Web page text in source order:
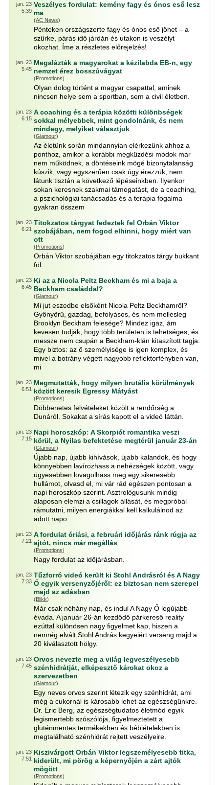
jan. 23
5:39
Veszélyes fordulat: kemény fagy és ónos eső lesz
ma
(AC News)
Pénteken országszerte fagy és ónos eső jöhet – a
szürke, párás idő járdán és utakon is veszélyt
okozhat. Íme a részletes előrejelzés!
jan. 23
5:45
Megalázták a magyarokat a kézilabda EB-n, egy
nemzet érez bosszúvágyat
(Promotions)
Olyan dolog történt a magyar csapattal, aminek
nincsen helye sem a sportban, sem a civil életben.
jan. 23
6:15
A coaching és a terápia közötti különbségek
sokkal mélyebbek, mint gondolnánk, és nem
mindegy, melyiket választjuk
(Glamour)
Az életünk során mindannyian elérkezünk ahhoz a
ponthoz, amikor a korábbi megküzdési módok már
nem működnek, a döntéseink mögé bizonytalanság
kúszik, vagy egyszerűen csak úgy érezzük, nem
látunk tisztán a következő lépéseinkben. Ilyenkor
sokan keresnek szakmai támogatást, de a coaching,
a pszichológiai tanácsadás és a terápia fogalma
gyakran összem
jan. 23
6:21
Titokzatos tárgyat fedeztek fel Orbán Viktor
szobájában, nem fogod elhinni, hogy miért van
ott
(Promotions)
Orbán Viktor szobájában egy titokzatos tárgy bukkant
föl.
jan. 23
6:45
Ki az a Nicola Peltz Beckham és mi a baja a
Beckham családdal?
(Glamour)
Mi jut eszedbe elsőként Nicola Peltz Beckhamről?
Gyönyörű, gazdag, befolyásos, és nem mellesleg
Brooklyn Beckham felesége? Mindez igaz, ám
kevesen tudják, hogy több területen is tehetséges, és
messze nem csupán a Beckham-klán kitaszított tagja.
Egy biztos: az ő személyisége is igen komplex, és
mivel a botrány végett nagyobb reflektorfényben van,
mi
jan. 23
6:51
Megmutatták, hogy milyen brutális körülmények
között keresik Egressy Mátyást
(Promotions)
Döbbenetes felvételeket közölt a rendőrség a
Dunáról. Sokakat a sírás kapott el a videó láttán.
jan. 23
7:15
Napi horoszkóp: A Skorpiót romantika veszi
körül, a Nyilas befektetése megtérül január 23-án
(Glamour)
Újabb nap, újabb kihívások, újabb kalandok, és hogy
könnyebben lavírozhass a nehézségek között, vagy
ügyesebben lovagolhass meg egy sikeresebb
hullámot, olvasd el, mi vár rád egészen pontosan a
napi horoszkóp szerint. Asztrológusunk mindig
alaposan elemzi a csillagok állását, és megpróbál
rámutatni, milyen energiákkal kell kalkulálnod az
adott napo
jan. 23
7:21
A fordulat óriási, a februári időjárás ránk rúgja az
ajtót, nincs már megállás
(Promotions)
Nagy fordulat az időjárásban.
jan. 23
7:33
Tűzforró videó került ki Stohl Andrásról és A Nagy
Ő egyik versenyzőjéről: ez biztosan nem szerepel
majd az adásban
(Blikk)
Már csak néhány nap, és indul A Nagy Ő legújabb
évada. A január 26-án kezdődő párkereső reality
ezúttal különösen nagy figyelmet kap, hiszen a
nemrég elvált Stohl András kegyeiért verseng majd a
20 kiválasztott hölgy.
jan. 23
7:45
Orvos nevezte meg a világ legveszélyesebb
szénhidrátját, elképesztő károkat okoz a
szervezetben
(Glamour)
Egy neves orvos szerint létezik egy szénhidrát, ami
még a cukornál is károsabb lehet az egészségünkre.
Dr. Eric Berg, az egészségtudatos életmód egyik
legismertebb szószólója, figyelmeztetett a
gluténmentes termékekben és bébiételekben is
megtalálható szénhidrát rejtett veszélyeire.
jan. 23
7:51
Kiszivárgott Orbán Viktor legszemélyesebb titka,
kiderült, mi pörög a képernyőjén a zárt ajtók
mögött
(Promotions)